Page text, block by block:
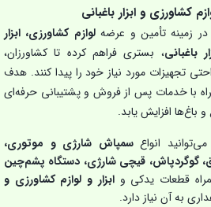
کشاورزی و ابزار باغبانی
زمینه تأمین و عرضهلوازم کشاورزی، ابزار
باغبانی، بستری فراهم کرده تا کشاورزان،
تجهیزات مورد نیاز خود را پیدا کنند. هدف
با خدمات پس از فروش و پشتیبانی حرفه‌ای
باغ‌ها افزایش یابد.
می‌توانید انواعسمپاش شارژی و موتوری،
گوگردپاش، قیچی شارژی، دستگاه پشم‌چین
قطعات یدکی وابزار و لوازم کشاورزی و
به آن نیاز دارد.